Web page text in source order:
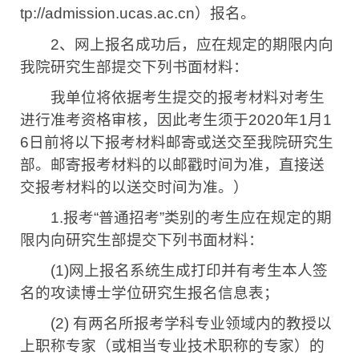
tp://admission.ucas.ac.cn）报名。
2、网上报名成功后，应在规定的期限内向
我院研究生部提交下列书面材料：
我单位将依据考生提交的报考材料对考生
进行准考资格审核，因此考生须于2020年1月 1
6 日前将以下报考材料邮寄或送交至我院研究生
部。邮寄报考材料的以邮戳时间为准，直接送
交报考材料的以送交时间为准。）
1.报考“普通招考”类别的考生应在规定的期
限内向研究生部提交下列书面材料：
(1)网上报名系统生成打印并有考生本人签
名的攻读博士学位研究生报名信息表；
(2) 有两名所报考学科专业领域内的教授以
上职称专家（或相当专业技术职称的专家）的